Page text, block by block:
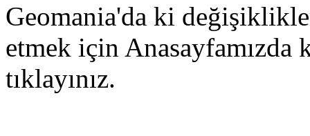
Geomania'da ki
etmek için
tıklayınız.